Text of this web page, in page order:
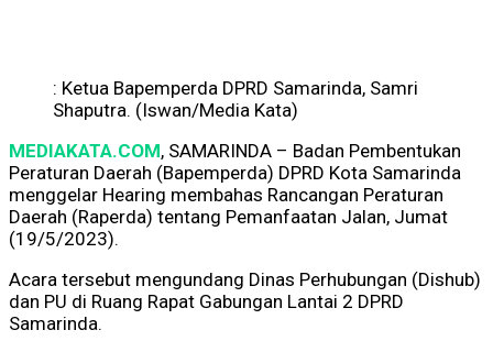
: Ketua Bapemperda DPRD Samarinda, Samri
Shaputra. (Iswan/Media Kata)
MEDIAKATA.COM, SAMARINDA – Badan Pembentukan
Peraturan Daerah (Bapemperda) DPRD Kota Samarinda
menggelar Hearing membahas Rancangan Peraturan
Daerah (Raperda) tentang Pemanfaatan Jalan, Jumat
(19/5/2023).
Acara tersebut mengundang Dinas Perhubungan (Dishub)
dan PU di Ruang Rapat Gabungan Lantai 2 DPRD
Samarinda.